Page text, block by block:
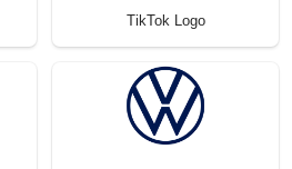
TikTok Logo